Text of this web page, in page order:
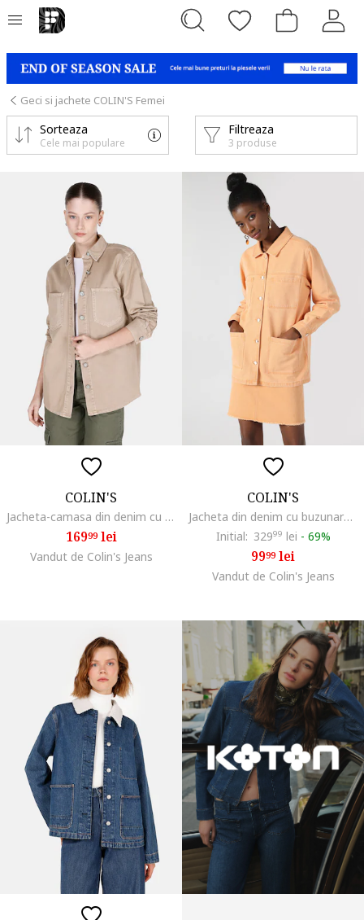
Geci si jachete COLIN'S Femei
Filtreaza
3 produse
Sorteaza
Cele mai populare
COLIN'S
Jacheta-camasa din denim cu buzunare pe piept, Bej
16999lei
Vandut de Colin's Jeans
COLIN'S
Jacheta din denim cu buzunare aplicate, Portocaliu pal
Initial: 32999 lei - 69%
9999lei
Vandut de Colin's Jeans